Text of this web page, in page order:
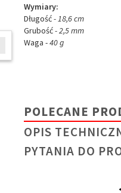
Wymiary:
Długość- 18,6 cm
Grubość- 2,5 mm
Waga -40 g
POLECANE
OPIS
PYTANIA DO
W ostatnich 7 dniach